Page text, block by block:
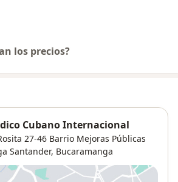
los precios?
Cubano Internacional
27-46 Barrio Mejoras Públicas
Santander, Bucaramanga